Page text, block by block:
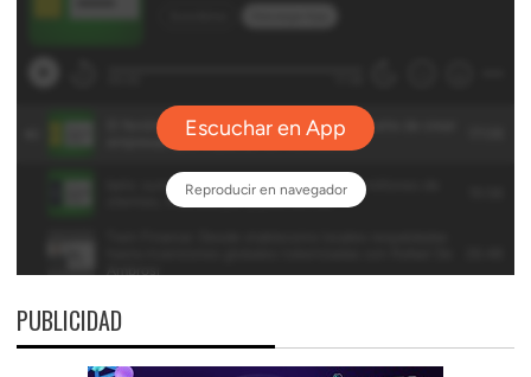
PUBLICIDAD